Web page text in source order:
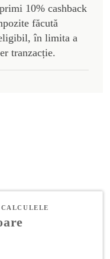
10% cashback
făcută
în limita a
tranzacție.